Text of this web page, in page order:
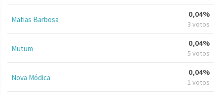
Matias Barbosa
0,04%
3 votos
Mutum
0,04%
5 votos
Nova Módica
0,04%
1 votos